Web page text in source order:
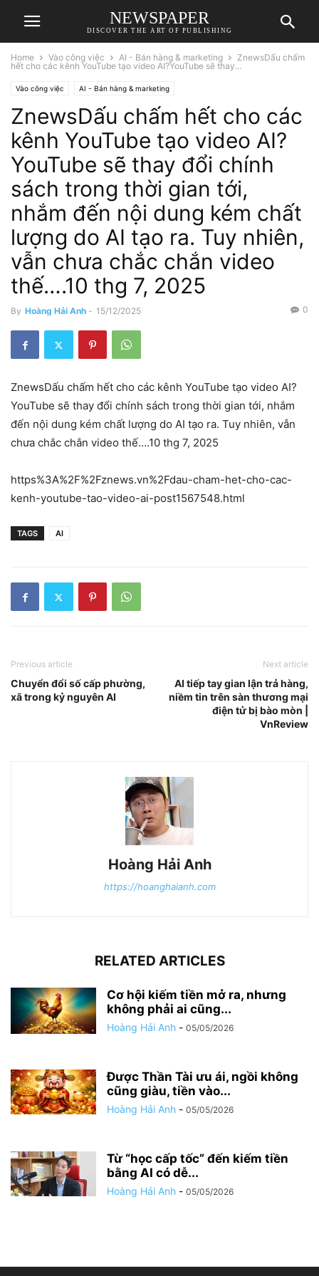
NEWSPAPER
DISCOVER THE ART OF PUBLISHING
Home Vào công việc AI - Bán hàng & marketing
ZnewsDấu chấm
hết cho các kênh YouTube tạo video AI?YouTube sẽ thay...
Vào công việc AI - Bán hàng & marketing
ZnewsDấu chấm hết cho các
kênh YouTube tạo video AI?
YouTube sẽ thay đổi chính
sách trong thời gian tới,
nhắm đến nội dung kém chất
lượng do AI tạo ra. Tuy nhiên,
vẫn chưa chắc chắn video
thế….10 thg 7, 2025
By Hoàng Hải Anh - 15/12/2025 0
ZnewsDấu chấm hết cho các kênh YouTube tạo video AI?
YouTube sẽ thay đổi chính sách trong thời gian tới, nhắm
đến nội dung kém chất lượng do AI tạo ra. Tuy nhiên, vẫn
chưa chắc chắn video thế….10 thg 7, 2025
https%3A%2F%2Fznews.vn%2Fdau-cham-het-cho-cac-
kenh-youtube-tao-video-ai-post1567548.html
TAGS AI
Previous article
Chuyển đổi số cấp phường,
xã trong kỷ nguyên AI
Next article
AI tiếp tay gian lận trả hàng,
niềm tin trên sàn thương mại
điện tử bị bào mòn |
VnReview
Hoàng Hải Anh
https://hoanghaianh.com
RELATED ARTICLES
Cơ hội kiếm tiền mở ra, nhưng
không phải ai cũng...
Hoàng Hải Anh - 05/05/2026
Được Thần Tài ưu ái, ngồi không
cũng giàu, tiền vào...
Hoàng Hải Anh - 05/05/2026
Từ “học cấp tốc” đến kiếm tiền
bằng AI có dễ...
Hoàng Hải Anh - 05/05/2026